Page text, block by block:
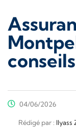
04/06/2026
Rédigé par : Ilyass